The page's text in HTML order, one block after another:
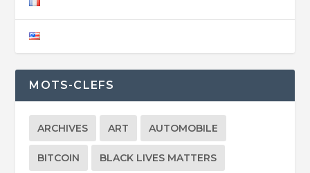
MOTS-CLEFS
ARCHIVES ART AUTOMOBILE
BITCOIN BLACK LIVES MATTERS